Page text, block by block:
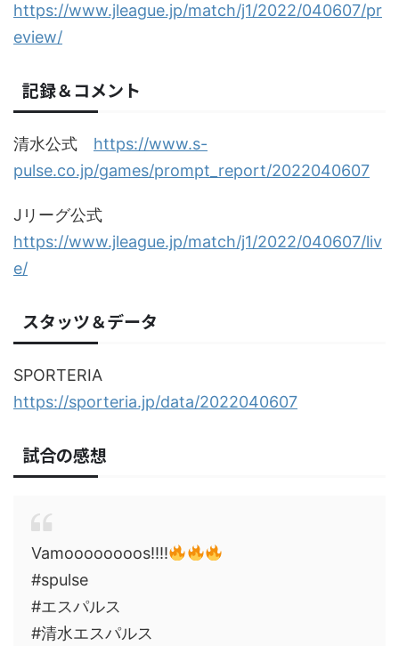
https://www.jleague.jp/match/j1/2022/040607/pr
eview/
記録＆コメント
清水公式 https://www.s-
pulse.co.jp/games/prompt_report/2022040607
Jリーグ公式
https://www.jleague.jp/match/j1/2022/040607/liv
e/
スタッツ＆データ
SPORTERIA
https://sporteria.jp/data/2022040607
試合の感想
Vamoooooooos!!!!
#spulse
#エスパルス
#清水エスパルス